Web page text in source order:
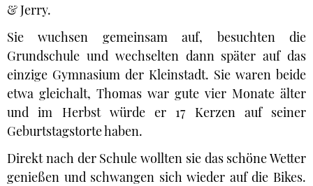
& Jerry.
Sie wuchsen gemeinsam auf, besuchten die
Grundschule und wechselten dann später auf das
einzige Gymnasium der Kleinstadt. Sie waren beide
etwa gleichalt, Thomas war gute vier Monate älter
und im Herbst würde er 17 Kerzen auf seiner
Geburtstagstorte haben.
Direkt nach der Schule wollten sie das schöne Wetter
genießen und schwangen sich wieder auf die Bikes.